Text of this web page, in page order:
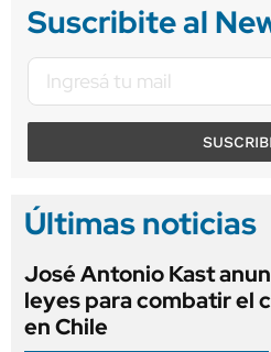
Suscribite al
Últimas noticias
José Antonio Kast
leyes para combatir el
en Chile